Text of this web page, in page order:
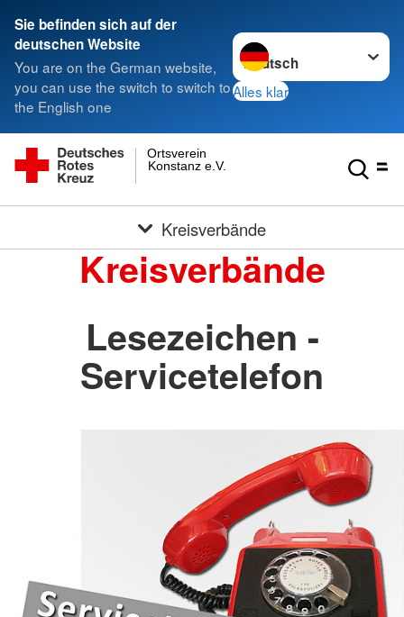
Sie befinden sich auf der
deutschen Website
You are on the German website,
you can use the switch to switch to
the English one
Sprache wechseln zu
Alles klar
Konstanz e.V.
Ortsverein
Kreisverbände
Kreisverbände
Lesezeichen -
Servicetelefon